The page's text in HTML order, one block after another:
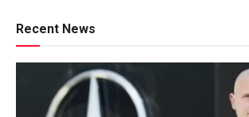
Recent News